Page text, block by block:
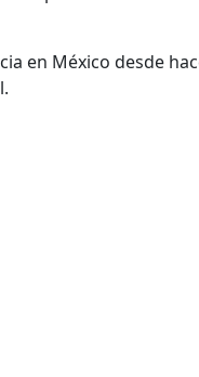
en México desde